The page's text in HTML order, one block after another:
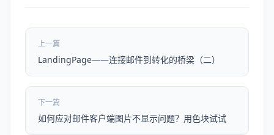
上一篇
LandingPage——连接邮件到转化的桥梁（二）
下一篇
如何应对邮件客户端图片不显示问题？用色块试试